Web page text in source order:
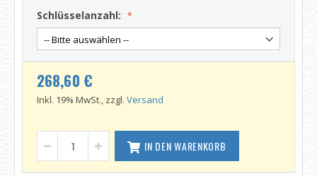
Schlüsselanzahl:
268,60 €
Inkl. 19% MwSt., zzgl. Versand
IN DEN WARENKORB